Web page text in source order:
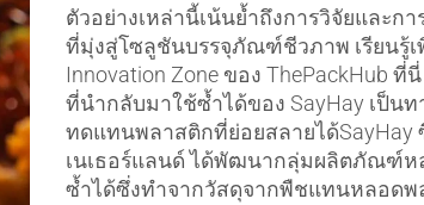
ตัวอย่างเหล่านี้เน้นย้ำถึงการวิจัยและก
ที่มุ่งสู่โซลูชันบรรจุภัณฑ์ชีวภาพ เรียนรู้เ
Innovation Zone ของ ThePackHub
ที่นำกลับมาใช้ซ้ำได้ของ SayHay เป็นท
ทดแทนพลาสติกที่ย่อยสลายได้SayHay
เนเธอร์แลนด์ ได้พัฒนากลุ่มผลิตภัณฑ์ห
ซ้ำได้ซึ่งทำจากวัสดุจากพืชแทนหลอดพ